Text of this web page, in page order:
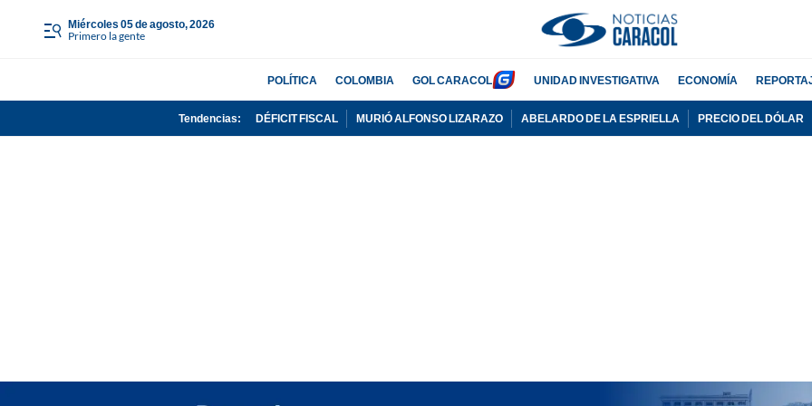
miércoles 05 de agosto, 2026
Primero la gente
POLÍTICA COLOMBIA GOL CARACOL UNIDAD INVESTIGATIVA ECONOMÍA
Tendencias: DÉFICIT FISCAL MURIÓ ALFONSO LIZARAZO ABELARDO DE LA ESPRIELLA PRECIO DEL DÓLAR